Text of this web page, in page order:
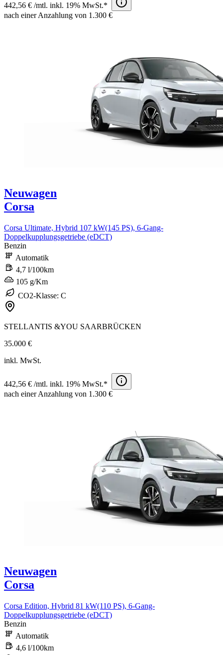
442,56 € /mtl. inkl. 19% MwSt.*
nach einer Anzahlung von 1.300 €
Neuwagen
Corsa
Corsa Ultimate, Hybrid 107 kW(145 PS), 6-Gang-
Doppelkupplungsgetriebe (eDCT)
Benzin
Automatik
4,7 l/100km
105 g/Km
CO2-Klasse: C
STELLANTIS &YOU SAARBRÜCKEN
35.000 €
inkl. MwSt.
442,56 € /mtl. inkl. 19% MwSt.*
nach einer Anzahlung von 1.300 €
Neuwagen
Corsa
Corsa Edition, Hybrid 81 kW(110 PS), 6-Gang-
Doppelkupplungsgetriebe (eDCT)
Benzin
Automatik
4,6 l/100km